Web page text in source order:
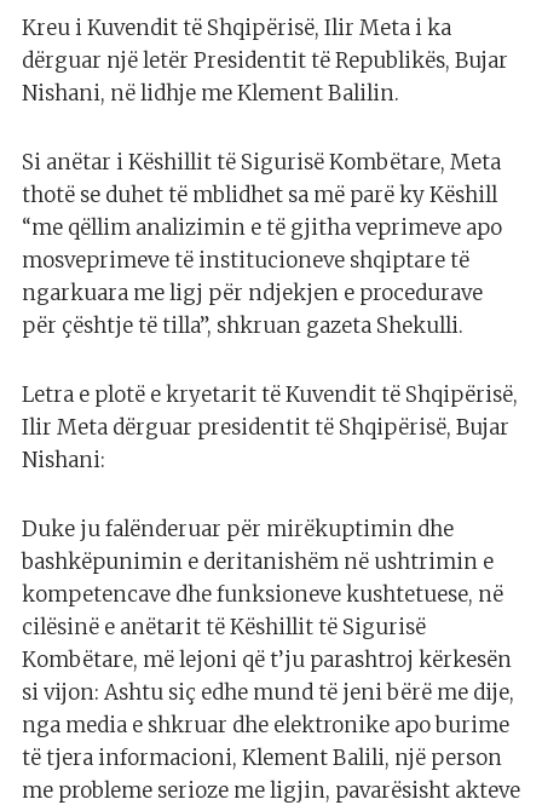
Kreu i Kuvendit të Shqipërisë, Ilir Meta i ka
dërguar një letër Presidentit të Republikës, Bujar
Nishani, në lidhje me Klement Balilin.
Si anëtar i Këshillit të Sigurisë Kombëtare, Meta
thotë se duhet të mblidhet sa më parë ky Këshill
“me qëllim analizimin e të gjitha veprimeve apo
mosveprimeve të institucioneve shqiptare të
ngarkuara me ligj për ndjekjen e procedurave
për çështje të tilla”, shkruan gazeta Shekulli.
Letra e plotë e kryetarit të Kuvendit të Shqipërisë,
Ilir Meta dërguar presidentit të Shqipërisë, Bujar
Nishani:
Duke ju falënderuar për mirëkuptimin dhe
bashkëpunimin e deritanishëm në ushtrimin e
kompetencave dhe funksioneve kushtetuese, në
cilësinë e anëtarit të Këshillit të Sigurisë
Kombëtare, më lejoni që t’ju parashtroj kërkesën
si vijon: Ashtu siç edhe mund të jeni bërë me dije,
nga media e shkruar dhe elektronike apo burime
të tjera informacioni, Klement Balili, një person
me probleme serioze me ligjin, pavarësisht akteve